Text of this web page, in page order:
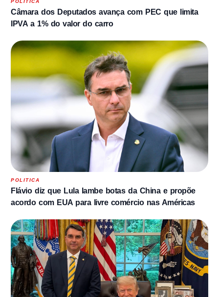
POLITICA
Câmara dos Deputados avança com PEC que limita
IPVA a 1% do valor do carro
POLITICA
Flávio diz que Lula lambe botas da China e propõe
acordo com EUA para livre comércio nas Américas